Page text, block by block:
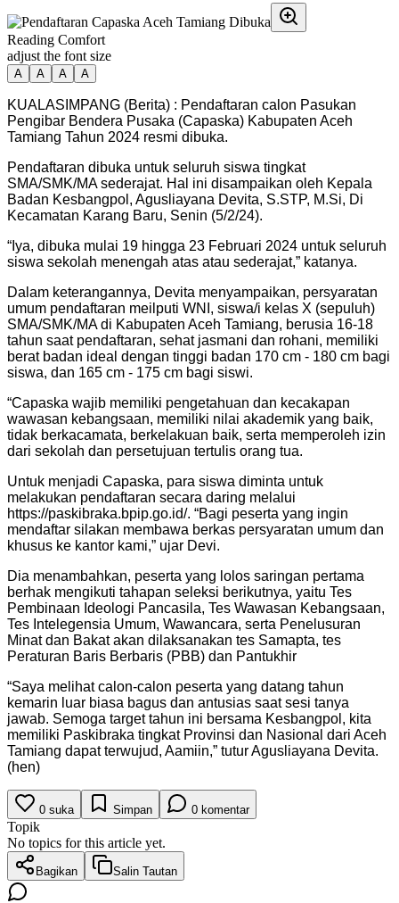
Reading Comfort
adjust the font size
A A A A
KUALASIMPANG (Berita) : Pendaftaran calon Pasukan
Pengibar Bendera Pusaka (Capaska) Kabupaten Aceh
Tamiang Tahun 2024 resmi dibuka.
Pendaftaran dibuka untuk seluruh siswa tingkat
SMA/SMK/MA sederajat. Hal ini disampaikan oleh Kepala
Badan Kesbangpol, Agusliayana Devita, S.STP, M.Si, Di
Kecamatan Karang Baru, Senin (5/2/24).
“Iya, dibuka mulai 19 hingga 23 Februari 2024 untuk seluruh
siswa sekolah menengah atas atau sederajat,” katanya.
Dalam keterangannya, Devita menyampaikan, persyaratan
umum pendaftaran meilputi WNI, siswa/i kelas X (sepuluh)
SMA/SMK/MA di Kabupaten Aceh Tamiang, berusia 16-18
tahun saat pendaftaran, sehat jasmani dan rohani, memiliki
berat badan ideal dengan tinggi badan 170 cm - 180 cm bagi
siswa, dan 165 cm - 175 cm bagi siswi.
“Capaska wajib memiliki pengetahuan dan kecakapan
wawasan kebangsaan, memiliki nilai akademik yang baik,
tidak berkacamata, berkelakuan baik, serta memperoleh izin
dari sekolah dan persetujuan tertulis orang tua.
Untuk menjadi Capaska, para siswa diminta untuk
melakukan pendaftaran secara daring melalui
https://paskibraka.bpip.go.id/. “Bagi peserta yang ingin
mendaftar silakan membawa berkas persyaratan umum dan
khusus ke kantor kami,” ujar Devi.
Dia menambahkan, peserta yang lolos saringan pertama
berhak mengikuti tahapan seleksi berikutnya, yaitu Tes
Pembinaan Ideologi Pancasila, Tes Wawasan Kebangsaan,
Tes Intelegensia Umum, Wawancara, serta Penelusuran
Minat dan Bakat akan dilaksanakan tes Samapta, tes
Peraturan Baris Berbaris (PBB) dan Pantukhir
“Saya melihat calon-calon peserta yang datang tahun
kemarin luar biasa bagus dan antusias saat sesi tanya
jawab. Semoga target tahun ini bersama Kesbangpol, kita
memiliki Paskibraka tingkat Provinsi dan Nasional dari Aceh
Tamiang dapat terwujud, Aamiin,” tutur Agusliayana Devita.
(hen)
0 suka Simpan 0 komentar
Topik
No topics for this article yet.
Bagikan Salin Tautan